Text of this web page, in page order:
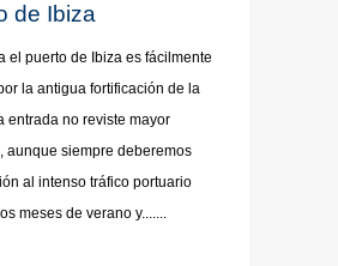
de Ibiza
el puerto de Ibiza es fácilmente
la antigua fortificación de la
entrada no reviste mayor
aunque siempre deberemos
al intenso tráfico portuario
meses de verano y.......